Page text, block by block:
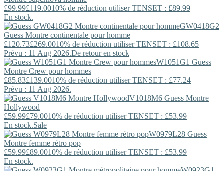
£99.99£119.0010% de réduction utiliser TENSET : £89.99
En stock.
GW0418G2
Guess Montre continentale pour homme
£120.73£269.0010% de réduction utiliser TENSET : £108.65
Prévu : 11 Aug 2026.De retour en stock
W1051G1 Guess
Montre Crew pour hommes
£85.83£139.0010% de réduction utiliser TENSET : £77.24
Prévu : 11 Aug 2026.
V1018M6 Guess Montre
Hollywood
£59.99£79.0010% de réduction utiliser TENSET : £53.99
En stock.Sale
W0979L28 Guess
Montre femme rétro pop
£59.99£89.0010% de réduction utiliser TENSET : £53.99
En stock.